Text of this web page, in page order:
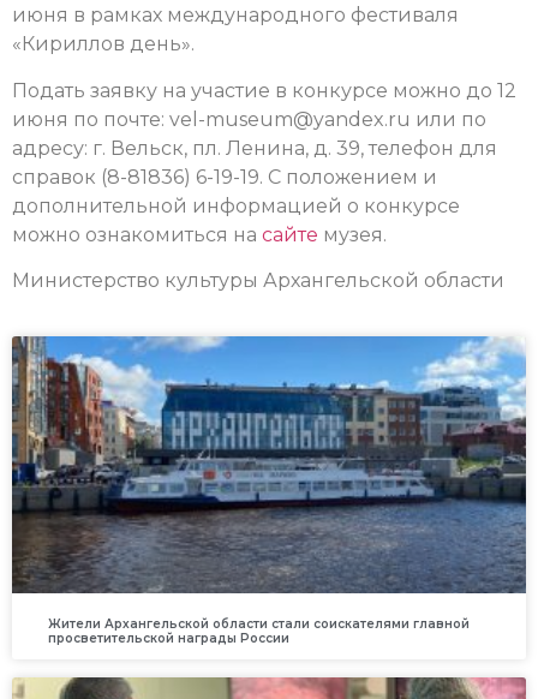
июня в рамках международного фестиваля
«Кириллов день».
Подать заявку на участие в конкурсе можно до 12
июня по почте: vel-museum@yandex.ru или по
адресу: г. Вельск, пл. Ленина, д. 39, телефон для
справок (8-81836) 6-19-19. С положением и
дополнительной информацией о конкурсе
можно ознакомиться на сайте музея.
Министерство культуры Архангельской области
Жители Архангельской области стали соискателями главной
просветительской награды России